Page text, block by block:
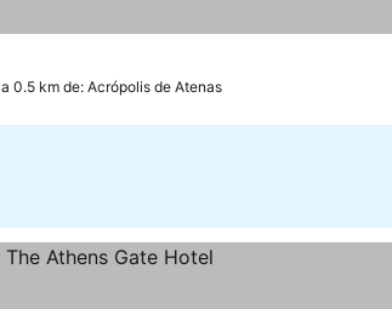
a 0.5 km de: Acrópolis de Atenas